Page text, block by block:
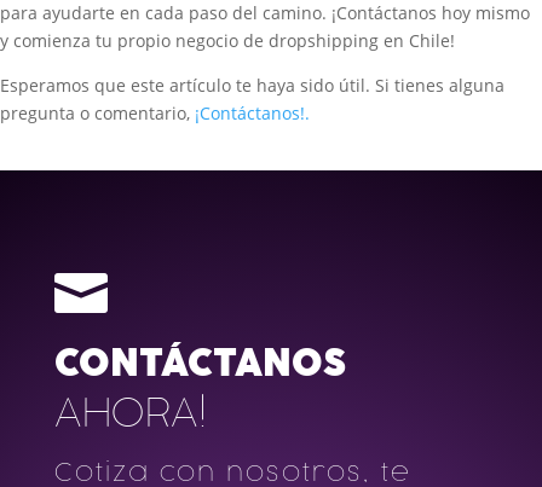
para ayudarte en cada paso del camino. ¡Contáctanos hoy mismo
y comienza tu propio negocio de dropshipping en Chile!
Esperamos que este artículo te haya sido útil. Si tienes alguna
pregunta o comentario, ¡Contáctanos!.

CONTÁCTANOS
AHORA!
Cotiza con nosotros, te